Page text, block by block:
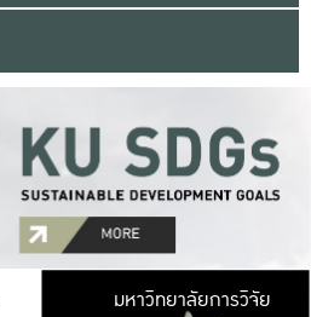
มหาวิ
มหาวิทยาลัยการวิจัย